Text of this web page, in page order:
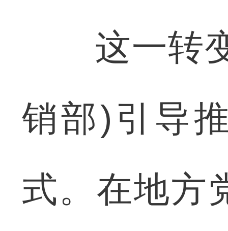
这一转变
销部)引导
式。在地方